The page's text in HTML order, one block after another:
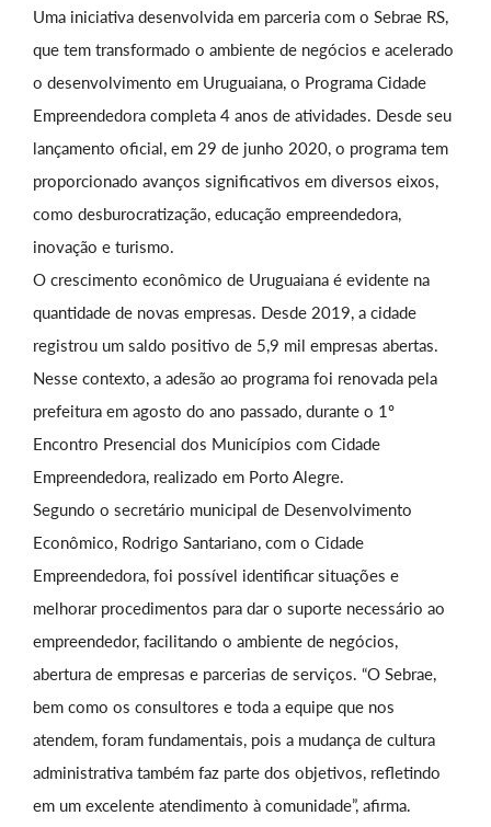
Uma iniciativa desenvolvida em parceria com o Sebrae RS,
que tem transformado o ambiente de negócios e acelerado
o desenvolvimento em Uruguaiana, o Programa Cidade
Empreendedora completa 4 anos de atividades. Desde seu
lançamento oficial, em 29 de junho 2020, o programa tem
proporcionado avanços significativos em diversos eixos,
como desburocratização, educação empreendedora,
inovação e turismo.
O crescimento econômico de Uruguaiana é evidente na
quantidade de novas empresas. Desde 2019, a cidade
registrou um saldo positivo de 5,9 mil empresas abertas.
Nesse contexto, a adesão ao programa foi renovada pela
prefeitura em agosto do ano passado, durante o 1º
Encontro Presencial dos Municípios com Cidade
Empreendedora, realizado em Porto Alegre.
Segundo o secretário municipal de Desenvolvimento
Econômico, Rodrigo Santariano, com o Cidade
Empreendedora, foi possível identificar situações e
melhorar procedimentos para dar o suporte necessário ao
empreendedor, facilitando o ambiente de negócios,
abertura de empresas e parcerias de serviços. “O Sebrae,
bem como os consultores e toda a equipe que nos
atendem, foram fundamentais, pois a mudança de cultura
administrativa também faz parte dos objetivos, refletindo
em um excelente atendimento à comunidade”, afirma.